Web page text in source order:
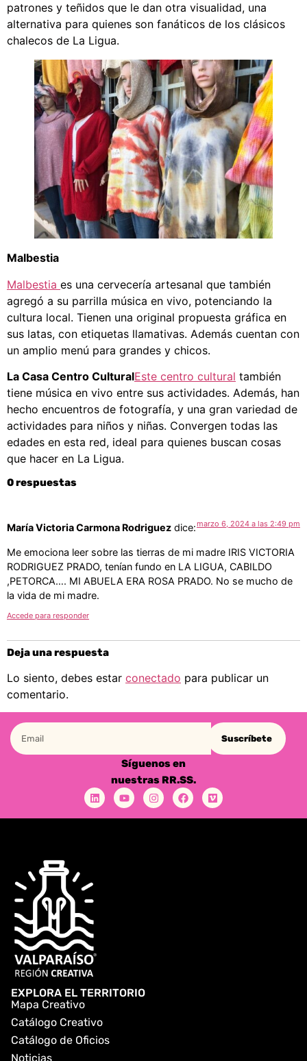
patrones y teñidos que le dan otra visualidad, una
alternativa para quienes son fanáticos de los clásicos
chalecos de La Ligua.
Malbestia
Malbestia es una cervecería artesanal que también
agregó a su parrilla música en vivo, potenciando la
cultura local. Tienen una original propuesta gráfica en
sus latas, con etiquetas llamativas. Además cuentan con
un amplio menú para grandes y chicos.
La Casa Centro CulturalEste centro cultural también
tiene música en vivo entre sus actividades. Además, han
hecho encuentros de fotografía, y una gran variedad de
actividades para niños y niñas. Convergen todas las
edades en esta red, ideal para quienes buscan cosas
que hacer en La Ligua.
0 respuestas
María Victoria Carmona Rodriguez dice:marzo 6, 2024 a las 2:49 pm
Me emociona leer sobre las tierras de mi madre IRIS VICTORIA
RODRIGUEZ PRADO, tenían fundo en LA LIGUA, CABILDO
,PETORCA…. MI ABUELA ERA ROSA PRADO. No se mucho de
la vida de mi madre.
Accede para responder
Deja una respuesta
Lo siento, debes estar conectado para publicar un
comentario.
Suscríbete
Síguenos en
nuestras RR.SS.
EXPLORA EL TERRITORIO
Mapa Creativo
Catálogo Creativo
Catálogo de Oficios
Noticias